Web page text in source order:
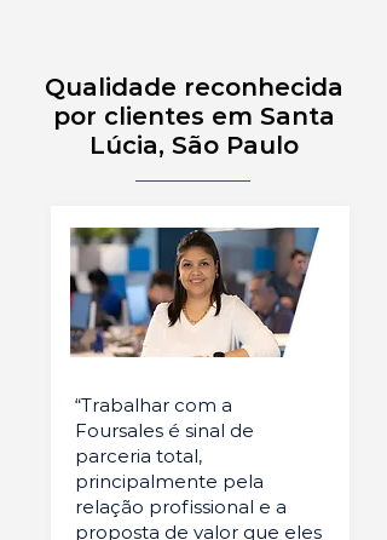
Qualidade reconhecida
por clientes em Santa
Lúcia, São Paulo
“Trabalhar com a
Foursales é sinal de
parceria total,
principalmente pela
relação profissional e a
proposta de valor que eles